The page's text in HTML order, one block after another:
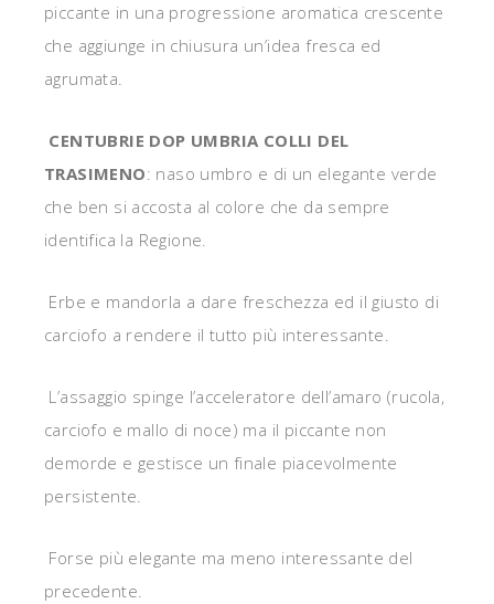
piccante in una progressione aromatica crescente
che aggiunge in chiusura un’idea fresca ed
agrumata.
CENTUBRIE DOP UMBRIA COLLI DEL
TRASIMENO: naso umbro e di un elegante verde
che ben si accosta al colore che da sempre
identifica la Regione.
Erbe e mandorla a dare freschezza ed il giusto di
carciofo a rendere il tutto più interessante.
L’assaggio spinge l’acceleratore dell’amaro (rucola,
carciofo e mallo di noce) ma il piccante non
demorde e gestisce un finale piacevolmente
persistente.
Forse più elegante ma meno interessante del
precedente.